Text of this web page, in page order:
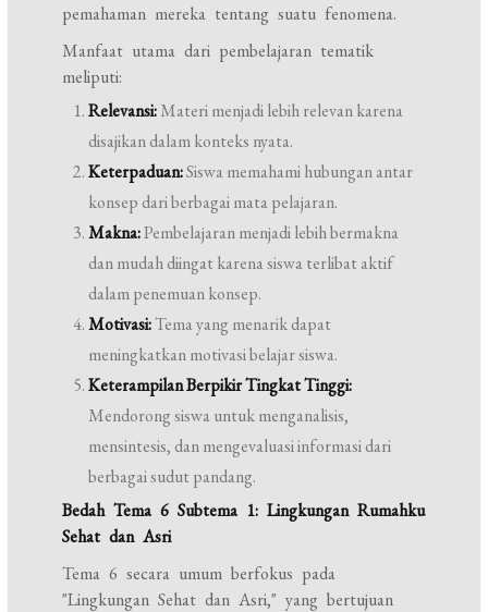
pemahaman mereka tentang suatu fenomena.
Manfaat utama dari pembelajaran tematik
meliputi:
Relevansi:Materi menjadi lebih relevan karena
disajikan dalam konteks nyata.
Keterpaduan:Siswa memahami hubungan antar
konsep dari berbagai mata pelajaran.
Makna:Pembelajaran menjadi lebih bermakna
dan mudah diingat karena siswa terlibat aktif
dalam penemuan konsep.
Motivasi:Tema yang menarik dapat
meningkatkan motivasi belajar siswa.
Keterampilan Berpikir Tingkat Tinggi:
Mendorong siswa untuk menganalisis,
mensintesis, dan mengevaluasi informasi dari
berbagai sudut pandang.
Bedah Tema 6 Subtema 1: Lingkungan Rumahku
Sehat dan Asri
Tema 6 secara umum berfokus pada
"Lingkungan Sehat dan Asri," yang bertujuan